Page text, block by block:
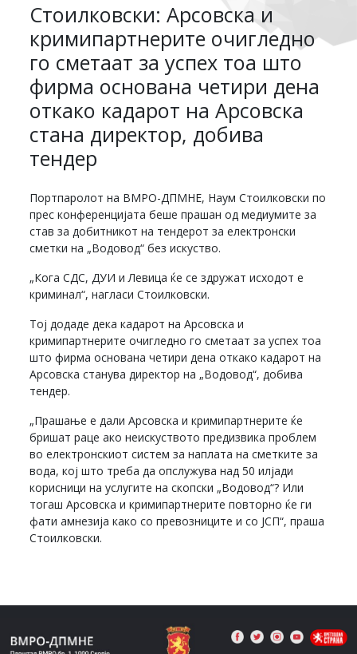
Стоилковски: Арсовска и
кримипартнерите очигледно
го сметаат за успех тоа што
фирма основана четири дена
откако кадарот на Арсовска
стана директор, добива
тендер
Портпаролот на ВМРО-ДПМНЕ, Наум Стоилковски по
прес конференцијата беше прашан од медиумите за
став за добитникот на тендерот за електронски
сметки на „Водовод“ без искуство.
„Кога СДС, ДУИ и Левица ќе се здружат исходот е
криминал“, нагласи Стоилковски.
Тој додаде дека кадарот на Арсовска и
кримипартнерите очигледно го сметаат за успех тоа
што фирма основана четири дена откако кадарот на
Арсовска станува директор на „Водовод“, добива
тендер.
„Прашање е дали Арсовска и кримипартнерите ќе
бришат раце ако неискуството предизвика проблем
во електронскиот систем за наплата на сметките за
вода, кој што треба да опслужува над 50 илјади
корисници на услугите на скопски „Водовод“? Или
тогаш Арсовска и кримипартнерите повторно ќе ги
фати амнезија како со превозниците и со ЈСП“, праша
Стоилковски.